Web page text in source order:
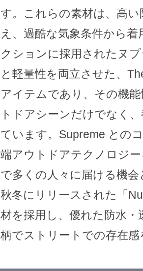
す。これらの素材は、高
え、過酷な気象条件から
クションに採用されたヌ
と軽量性を両立させた、
アイテムであり、その機
トドアシーンだけでなく
ています。Supreme との
端アウトドアテクノロジ
で多くの人々に届ける機
秋冬にリリースされた「
材を採用し、優れた防水
柄でストリートでの存在